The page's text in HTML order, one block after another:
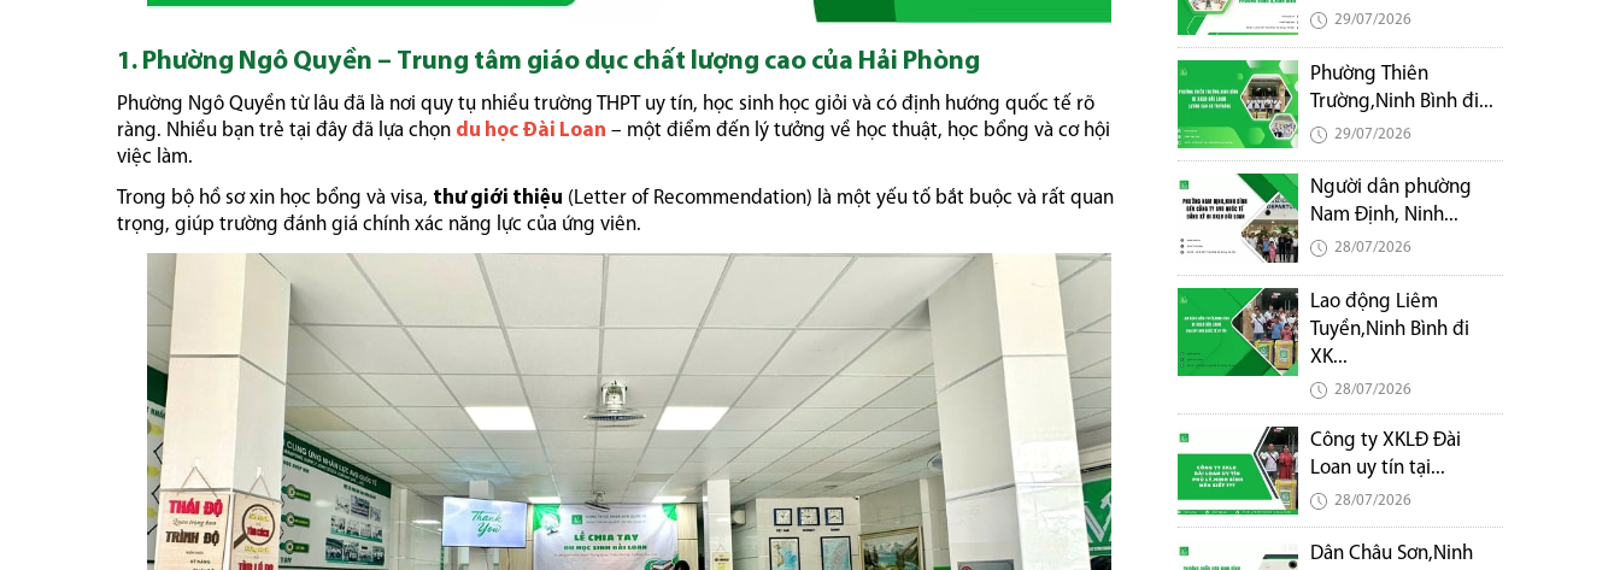
1. Phường Ngô Quyền – Trung tâm giáo dục chất lượng cao của Hải Phòng
Phường Ngô Quyền từ lâu đã là nơi quy tụ nhiều trường THPT uy tín, học sinh học giỏi và có định hướng quốc tế rõ
ràng. Nhiều bạn trẻ tại đây đã lựa chọn du học Đài Loan – một điểm đến lý tưởng về học thuật, học bổng và cơ hội
việc làm.
Trong bộ hồ sơ xin học bổng và visa, thư giới thiệu (Letter of Recommendation) là một yếu tố bắt buộc và rất quan
trọng, giúp trường đánh giá chính xác năng lực của ứng viên.
29/07/2026
Phường Thiên
Trường,Ninh Bình đi...
29/07/2026
Người dân phường
Nam Định, Ninh...
28/07/2026
Lao động Liêm
Tuyền,Ninh Bình đi
XK...
28/07/2026
Công ty XKLĐ Đài
Loan uy tín tại...
28/07/2026
Dân Châu Sơn,Ninh